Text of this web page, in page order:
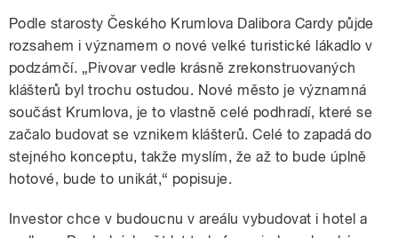
Podle starosty Českého Krumlova Dalibora Cardy půjde
rozsahem i významem o nové velké turistické lákadlo v
podzámčí. „Pivovar vedle krásně zrekonstruovaných
klášterů byl trochu ostudou. Nové město je významná
součást Krumlova, je to vlastně celé podhradí, které se
začalo budovat se vznikem klášterů. Celé to zapadá do
stejného konceptu, takže myslím, že až to bude úplně
hotové, bude to unikát,“ popisuje.
Investor chce v budoucnu v areálu vybudovat i hotel a